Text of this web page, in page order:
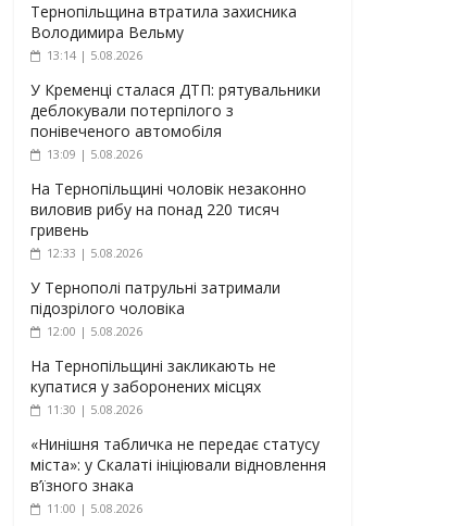
Тернопільщина втратила захисника
Володимира Вельму
13:14 | 5.08.2026
У Кременці сталася ДТП: рятувальники
деблокували потерпілого з
понівеченого автомобіля
13:09 | 5.08.2026
На Тернопільщині чоловік незаконно
виловив рибу на понад 220 тисяч
гривень
12:33 | 5.08.2026
У Тернополі патрульні затримали
підозрілого чоловіка
12:00 | 5.08.2026
На Тернопільщині закликають не
купатися у заборонених місцях
11:30 | 5.08.2026
«Нинішня табличка не передає статусу
міста»: у Скалаті ініціювали відновлення
в’їзного знака
11:00 | 5.08.2026